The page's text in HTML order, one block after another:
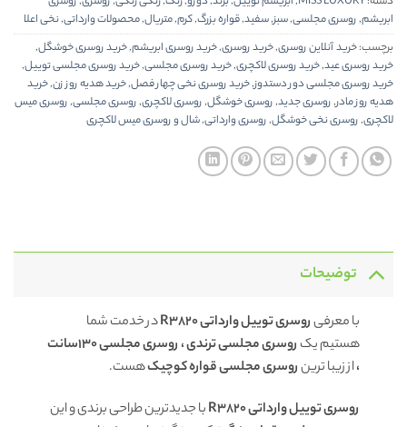
ابریشم,روسری مجلسی,سبز,سفید,قواره بزرگ,کرم,متریال,محصولات وارداتی,نخی اعلا
برچسب:خرید آنلاین روسری,خرید روسری,خرید روسری ابریشم,خرید روسری خوشگل,
خرید روسری عید,خرید روسری لاکچری,خرید روسری مجلسی,خرید روسری مجلسی توییل,
خرید روسری مجلسی دور دستدوز,خرید روسری نخی چهار فصل,خرید هدیه روز زن,خرید
هدیه روز مادر,روسری جدید,روسری خوشگل,روسری لاکچری,روسری مجلسی,روسری میس
لاکچری,روسری نخی خوشگل,روسری وارداتی,شال و روسری میس لاکچری
توضیحات
با معرفیروسری توییل وارداتی R3820
در خدمت شما
هستیم یک
روسری مجلسی ترندی ، روسری مجلسی 130سانت
،از زیبا ترینروسری مجلسی قواره کوچیکهست.
روسری توییل وارداتی R3820
با جدیدترین طراحی برندی و این